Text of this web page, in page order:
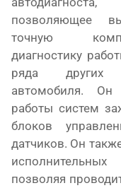
позволяющее
точную
диагностику
ряда других
автомобиля. Он
работы систем
блоков
датчиков. Он
позволяя